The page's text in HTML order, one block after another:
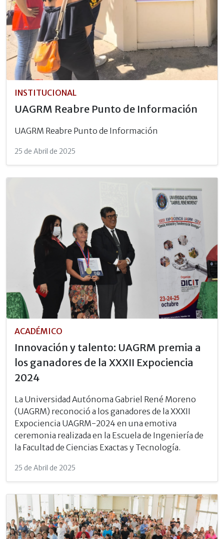
INSTITUCIONAL
UAGRM Reabre Punto de Información
UAGRM Reabre Punto de Información
25 de Abril de 2025
ACADÉMICO
Innovación y talento: UAGRM premia a
los ganadores de la XXXII Expociencia
2024
La Universidad Autónoma Gabriel René Moreno
(UAGRM) reconoció a los ganadores de la XXXII
Expociencia UAGRM-2024 en una emotiva
ceremonia realizada en la Escuela de Ingeniería de
la Facultad de Ciencias Exactas y Tecnología.
25 de Abril de 2025